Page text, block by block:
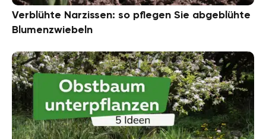
Verblühte Narzissen: so pflegen Sie abgeblühte
Blumenzwiebeln